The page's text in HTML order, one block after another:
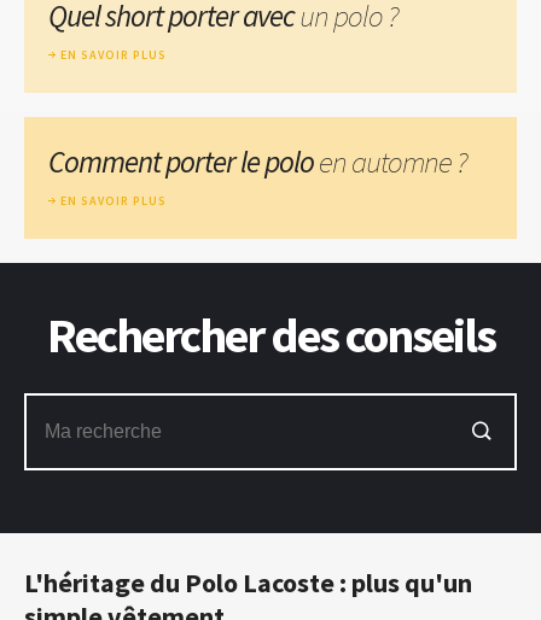
L'héritage du Polo Lacoste : plus qu'un
Quel short porter avecun polo ?
EN SAVOIR PLUS
Comment porter le poloen automne ?
EN SAVOIR PLUS
Rechercher des conseils